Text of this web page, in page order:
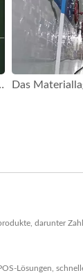
Panels
darunter
Lösungen,